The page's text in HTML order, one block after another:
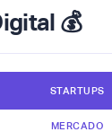
💰
STARTUPS
MERCADO